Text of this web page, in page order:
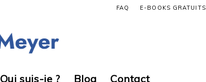
FAQ E-BOOKS GRATUITS
Qui suis-je ? Blog Contact